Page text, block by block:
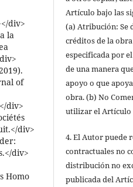
div>
la
of
div>
div>
div>
Homo
Artículo bajo las
(a) Atribución: Se
créditos de la
especificada por
de una manera
apoyo o que
obra. (b) No
utilizar el Artículo
4. El Autor puede
contractuales no
distribución no
publicada del